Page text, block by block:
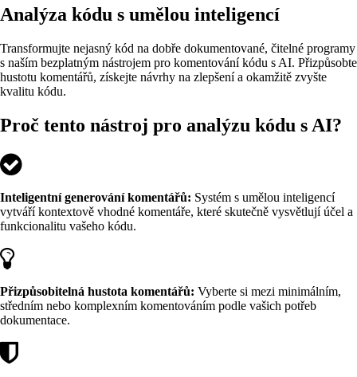
Analýza kódu s umělou inteligencí
Transformujte nejasný kód na dobře dokumentované, čitelné programy
s naším bezplatným nástrojem pro komentování kódu s AI. Přizpůsobte
hustotu komentářů, získejte návrhy na zlepšení a okamžitě zvyšte
kvalitu kódu.
Proč tento nástroj pro analýzu kódu s AI?
Inteligentní generování komentářů: Systém s umělou inteligencí
vytváří kontextově vhodné komentáře, které skutečně vysvětlují účel a
funkcionalitu vašeho kódu.
Přizpůsobitelná hustota komentářů: Vyberte si mezi minimálním,
středním nebo komplexním komentováním podle vašich potřeb
dokumentace.